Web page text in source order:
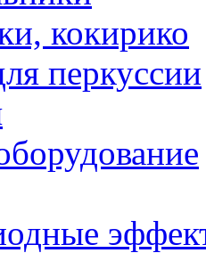
кокирико
перкуссии